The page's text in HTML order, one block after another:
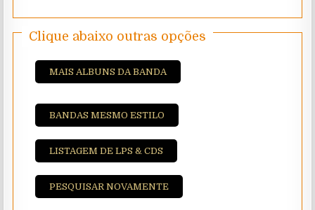
Clique abaixo outras opções
MAIS ALBUNS DA BANDA
BANDAS MESMO ESTILO
LISTAGEM DE LPS & CDS
PESQUISAR NOVAMENTE